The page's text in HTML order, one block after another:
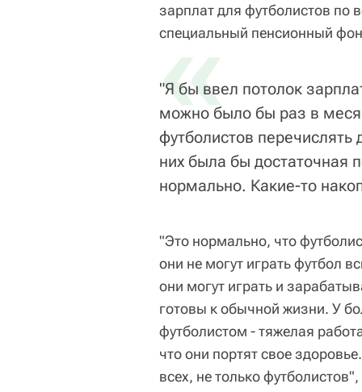
зарплат для футболистов по
специальный пенсионный
«
"Я бы ввел потолок
можно было бы раз в
футболистов
них была бы достаточная
нормально. Какие-то
"Это нормально, что
они не могут играть футбол
они могут играть и
готовы к обычной жизни. У
футболистом - тяжелая
что они портят свое
всех, не только